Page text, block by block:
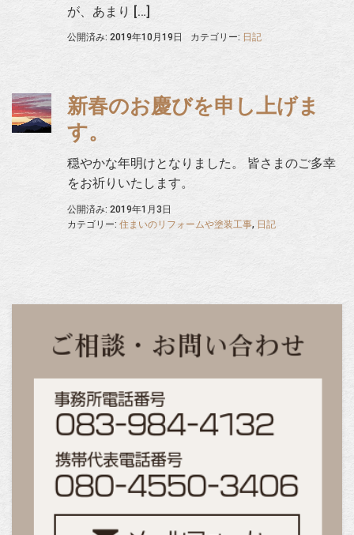
が、あまり […]
公開済み: 2019年10月19日 カテゴリー: 日記
新春のお慶びを申し上げま
す。
穏やかな年明けとなりました。 皆さまのご多幸
をお祈りいたします。
公開済み: 2019年1月3日
カテゴリー: 住まいのリフォームや塗装工事, 日記